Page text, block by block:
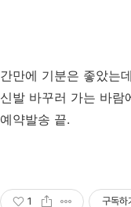
간만에 기분은 좋았는
신발 바꾸러 가는 바람
예약발송 끝.
1 구독하